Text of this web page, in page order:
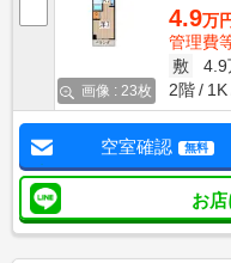
画像 : 23枚
4.9万
管理費
敷
4.9
2階
1K
空室確認 無料
お